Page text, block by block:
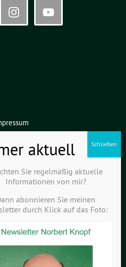
Hardt
Kraichgau
Sie regelmäßig aktuelle
Informationen von mir?
abonnieren Sie meinen
durch Klick auf das Foto: